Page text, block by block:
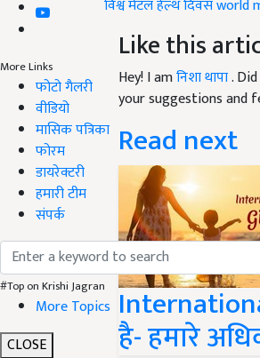
More Links
फोटो गैलरी
वीडियो
मासिक पत्रिका
फोरम
डायरेक्टरी
हमारी टीम
संपर्क
#Top on Krishi Jagran
More Topics
CLOSE
Like this
Hey! I amनिशा थापा .
your suggestions and
Read next
है- हमारे